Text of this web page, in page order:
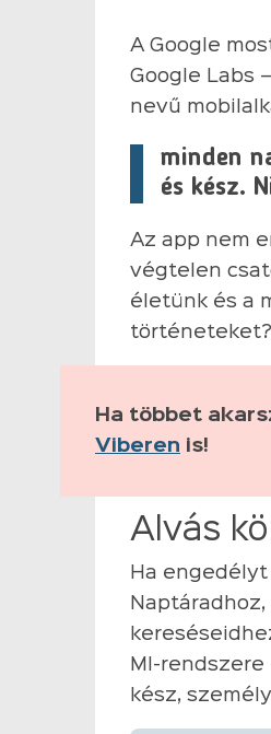
A Google
Google Labs
nevű
minden
és kész.
Az app nem
végtelen
életünk és a
Ha többet
Viberen is!
Alvás
Ha engedélyt
MI-
kész,